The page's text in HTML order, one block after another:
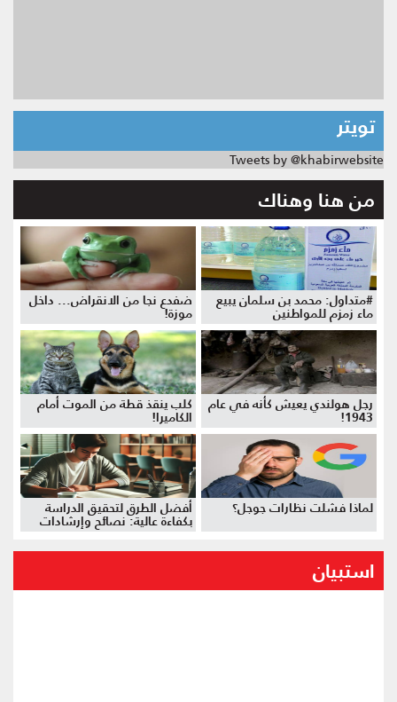
تويتر
Tweets by @khabirwebsite
من هنا وهناك
#متداول: محمد بن سلمان يبيع
ماء زمزم للمواطنين
ضفدع نجا من الانقراض... داخل
موزة!
رجل هولندي يعيش كأنه في عام
1943!
كلب ينقذ قطة من الموت أمام
الكاميرا!
لماذا فشلت نظارات جوجل؟ أفضل الطرق لتحقيق الدراسة
بكفاءة عالية: نصائح وإرشادات
استبيان